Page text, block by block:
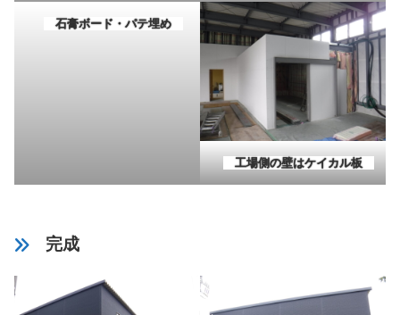
石膏ボード・パテ埋め
工場側の壁はケイカル板
完成